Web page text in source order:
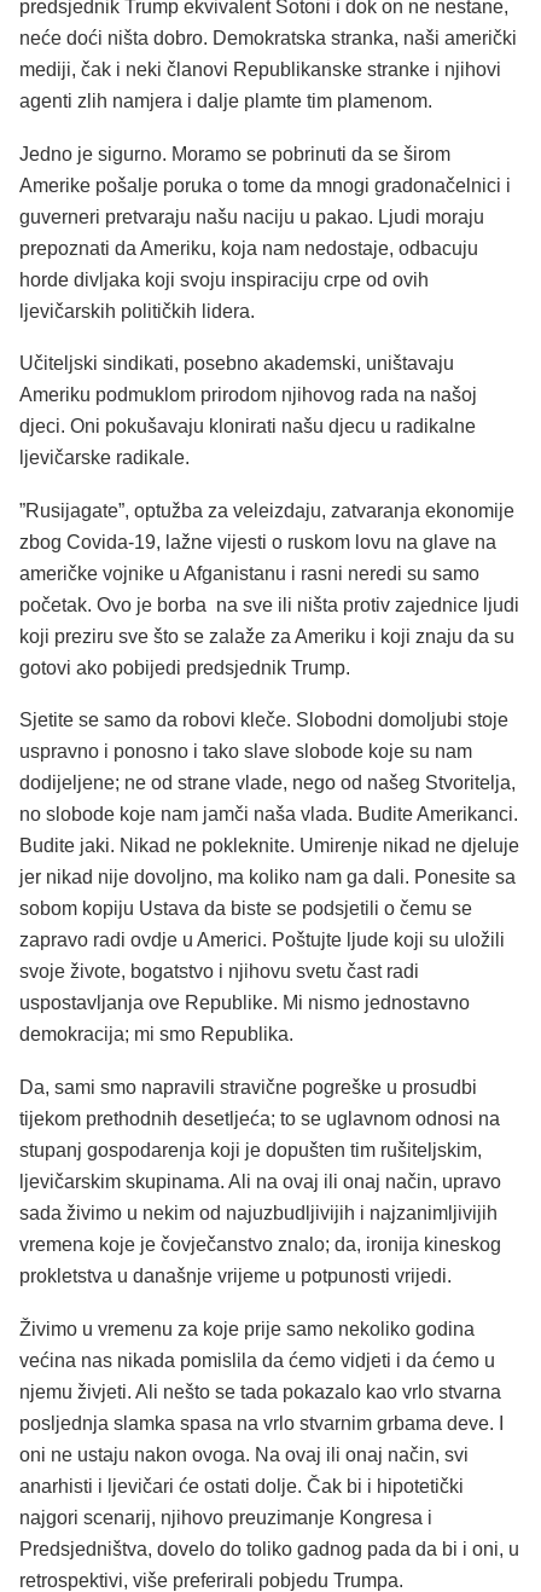
predsjednik Trump ekvivalent Sotoni i dok on ne nestane,
neće doći ništa dobro. Demokratska stranka, naši američki
mediji, čak i neki članovi Republikanske stranke i njihovi
agenti zlih namjera i dalje plamte tim plamenom.
Jedno je sigurno. Moramo se pobrinuti da se širom
Amerike pošalje poruka o tome da mnogi gradonačelnici i
guverneri pretvaraju našu naciju u pakao. Ljudi moraju
prepoznati da Ameriku, koja nam nedostaje, odbacuju
horde divljaka koji svoju inspiraciju crpe od ovih
ljevičarskih političkih lidera.
Učiteljski sindikati, posebno akademski, uništavaju
Ameriku podmuklom prirodom njihovog rada na našoj
djeci. Oni pokušavaju klonirati našu djecu u radikalne
ljevičarske radikale.
”Rusijagate”, optužba za veleizdaju, zatvaranja ekonomije
zbog Covida-19, lažne vijesti o ruskom lovu na glave na
američke vojnike u Afganistanu i rasni neredi su samo
početak. Ovo je borba na sve ili ništa protiv zajednice ljudi
koji preziru sve što se zalaže za Ameriku i koji znaju da su
gotovi ako pobijedi predsjednik Trump.
Sjetite se samo da robovi kleče. Slobodni domoljubi stoje
uspravno i ponosno i tako slave slobode koje su nam
dodijeljene; ne od strane vlade, nego od našeg Stvoritelja,
no slobode koje nam jamči naša vlada. Budite Amerikanci.
Budite jaki. Nikad ne pokleknite. Umirenje nikad ne djeluje
jer nikad nije dovoljno, ma koliko nam ga dali. Ponesite sa
sobom kopiju Ustava da biste se podsjetili o čemu se
zapravo radi ovdje u Americi. Poštujte ljude koji su uložili
svoje živote, bogatstvo i njihovu svetu čast radi
uspostavljanja ove Republike. Mi nismo jednostavno
demokracija; mi smo Republika.
Da, sami smo napravili stravične pogreške u prosudbi
tijekom prethodnih desetljeća; to se uglavnom odnosi na
stupanj gospodarenja koji je dopušten tim rušiteljskim,
ljevičarskim skupinama. Ali na ovaj ili onaj način, upravo
sada živimo u nekim od najuzbudljivijih i najzanimljivijih
vremena koje je čovječanstvo znalo; da, ironija kineskog
prokletstva u današnje vrijeme u potpunosti vrijedi.
Živimo u vremenu za koje prije samo nekoliko godina
većina nas nikada pomislila da ćemo vidjeti i da ćemo u
njemu živjeti. Ali nešto se tada pokazalo kao vrlo stvarna
posljednja slamka spasa na vrlo stvarnim grbama deve. I
oni ne ustaju nakon ovoga. Na ovaj ili onaj način, svi
anarhisti i ljevičari će ostati dolje. Čak bi i hipotetički
najgori scenarij, njihovo preuzimanje Kongresa i
Predsjedništva, dovelo do toliko gadnog pada da bi i oni, u
retrospektivi, više preferirali pobjedu Trumpa.